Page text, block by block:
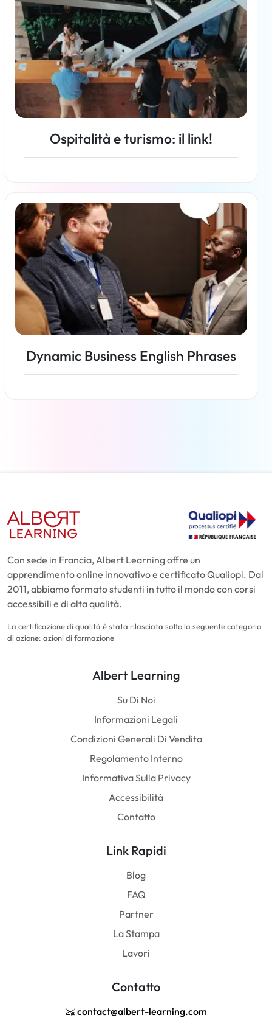
Ospitalità e turismo: il link!
Per saperne di più
Dynamic Business English Phrases
Con sede in Francia, Albert Learning offre un
apprendimento online innovativo e certificato Qualiopi. Dal
2011, abbiamo formato studenti in tutto il mondo con corsi
accessibili e di alta qualità.
La certificazione di qualità è stata rilasciata sotto la seguente categoria
di azione: azioni di formazione
Albert Learning
Su Di Noi
Informazioni Legali
Condizioni Generali Di Vendita
Regolamento Interno
Informativa Sulla Privacy
Accessibilità
Contatto
Link Rapidi
Blog
FAQ
Partner
La Stampa
Lavori
Contatto
contact@albert-learning.com